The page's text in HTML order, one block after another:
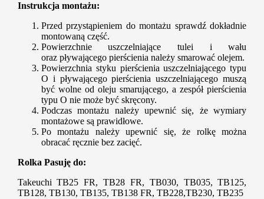
Instrukcja montażu:
Przed przystąpieniem do montażu sprawdź dokładnie
montowaną część.
Powierzchnie uszczelniające tulei i wału
oraz pływającego pierścienia należy smarować olejem.
Powierzchnia styku pierścienia uszczelniającego typu
O i pływającego pierścienia uszczelniającego muszą
być wolne od oleju smarującego, a zespół pierścienia
typu O nie może być skręcony.
Podczas montażu należy upewnić się, że wymiary
montażowe są prawidłowe.
Po montażu należy upewnić się, że rolkę można
obracać ręcznie bez zacięć.
Rolka Pasuję do:
Takeuchi TB25 FR, TB28 FR, TB030, TB035, TB125,
TB128, TB130, TB135, TB138 FR, TB228,TB230, TB235